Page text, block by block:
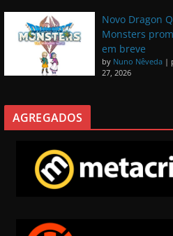
Novo Dragon
Monsters
em breve
by Nuno Nêveda |
27, 2026
AGREGADOS